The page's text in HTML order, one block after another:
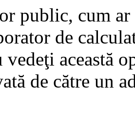
public, cum
de
vedeţi această
de către un